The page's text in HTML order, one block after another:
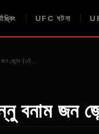
UFC ঘটনা
জন জোন্স (ওই...
বনাম জন